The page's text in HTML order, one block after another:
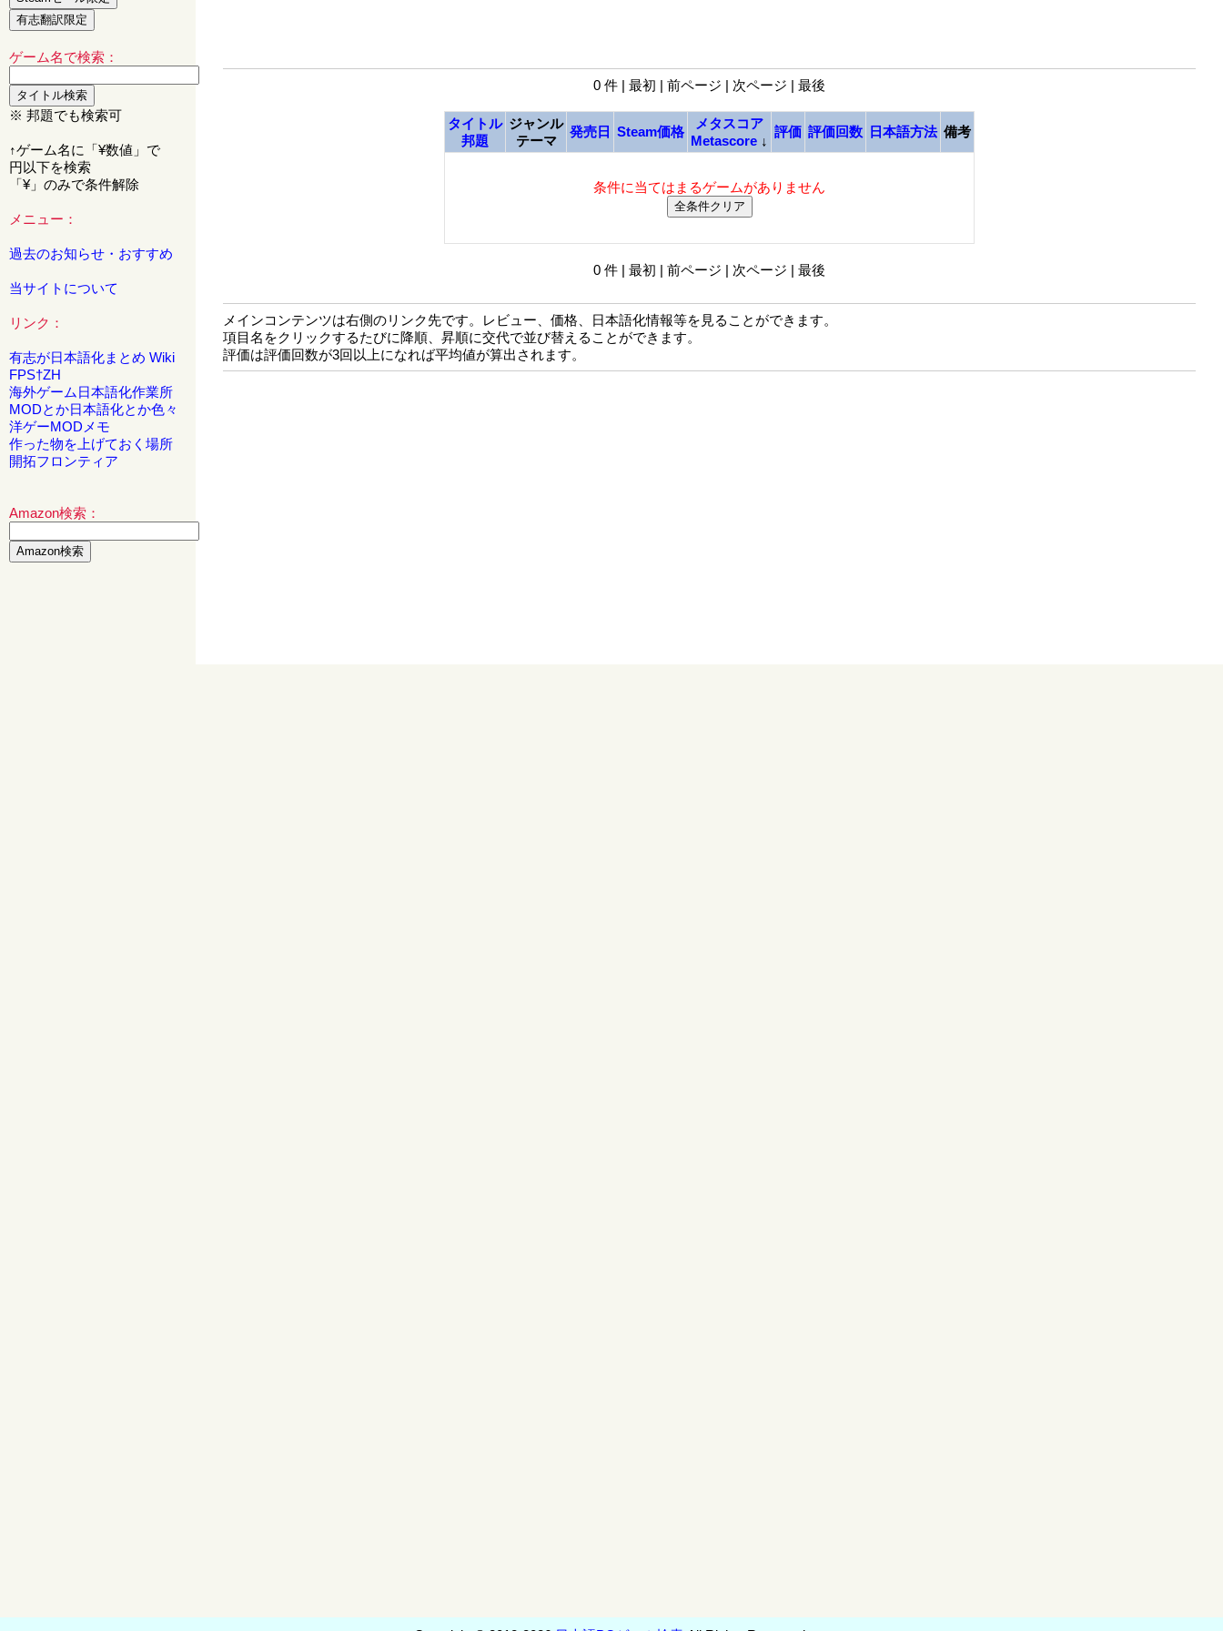
ゲーム名で検索：
※ 邦題でも検索可
↑ゲーム名に「¥数値」で
円以下を検索
「¥」のみで条件解除
メニュー：
過去のお知らせ・おすすめ
当サイトについて
リンク：
有志が日本語化まとめ Wiki
FPS†ZH
海外ゲーム日本語化作業所
MODとか日本語化とか色々
洋ゲーMODメモ
作った物を上げておく場所
開拓フロンティア
Amazon検索：
0 件 | 最初 | 前ページ | 次ページ | 最後
タイトル
邦題
ジャンル
テーマ
発売日 Steam価格
メタスコア
Metascore ↓
評価 評価回数 日本語方法 備考
条件に当てはまるゲームがありません
0 件 | 最初 | 前ページ | 次ページ | 最後
メインコンテンツは右側のリンク先です。レビュー、価格、日本語化情報等を見ることができます。
項目名をクリックするたびに降順、昇順に交代で並び替えることができます。
評価は評価回数が3回以上になれば平均値が算出されます。